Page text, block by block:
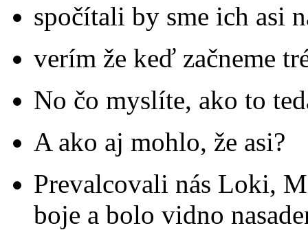
spočítali by sme ich asi
verím že keď začneme
No čo myslíte, ako to
A ako aj mohlo, že asi?
Prevalcovali nás Loki,
boje a bolo vidno